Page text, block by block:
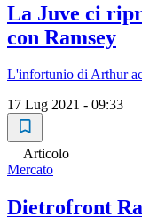
La Juve ci
con Ramsey
L'infortunio di Arthur
17 Lug 2021 - 09:33
Articolo
Mercato
Dietrofront